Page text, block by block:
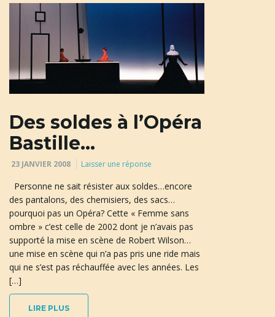
Des soldes à l’Opéra
Bastille…
23 JANVIER 2008 Laisser une réponse
Personne ne sait résister aux soldes…encore
des pantalons, des chemisiers, des sacs…
pourquoi pas un Opéra? Cette « Femme sans
ombre » c’est celle de 2002 dont je n’avais pas
supporté la mise en scène de Robert Wilson…
une mise en scène qui n’a pas pris une ride mais
qui ne s’est pas réchauffée avec les années. Les
[…]
LIRE PLUS